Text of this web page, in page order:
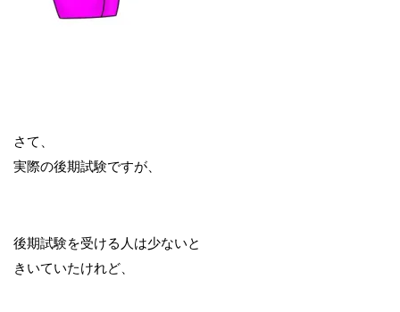
さて、
実際の後期試験ですが、
後期試験を受ける人は少ないと
きいていたけれど、